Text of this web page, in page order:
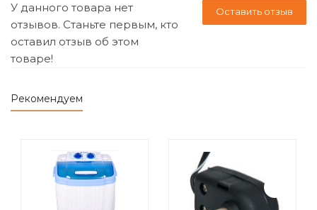
Оставить отзыв
У данного товара нет
отзывов. Станьте первым, кто
оставил отзыв об этом
товаре!
Рекомендуем